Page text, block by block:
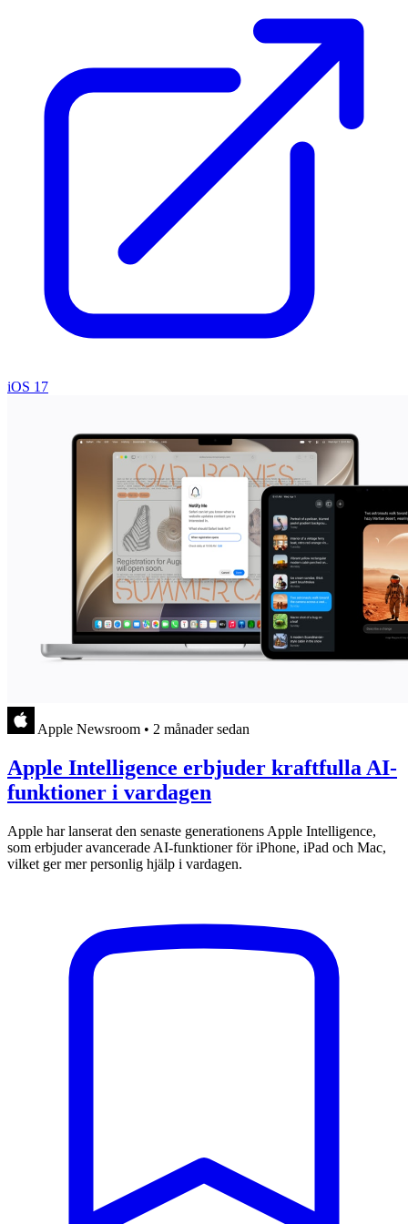
iOS 17
Apple Newsroom • 2 månader sedan
Apple Intelligence erbjuder kraftfulla AI-
funktioner i vardagen
Apple har lanserat den senaste generationens Apple Intelligence,
som erbjuder avancerade AI-funktioner för iPhone, iPad och Mac,
vilket ger mer personlig hjälp i vardagen.